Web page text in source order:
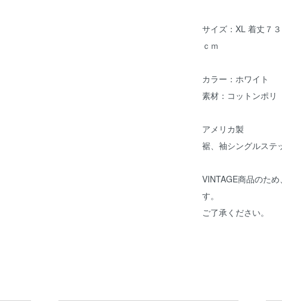
サイズ：XL 着丈７
ｃｍ
カラー：ホワイト
素材：コットンポリ
アメリカ製
裾、袖シングルステ
VINTAGE商品のた
す。
ご了承ください。